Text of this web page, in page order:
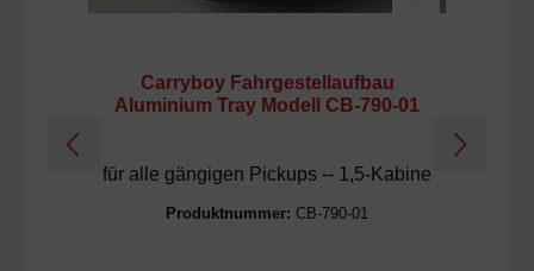
Carryboy Fahrgestellaufbau
Aluminium Tray Modell CB-790-01
für alle gängigen Pickups -- 1,5-Kabine
Produktnummer: CB-790-01